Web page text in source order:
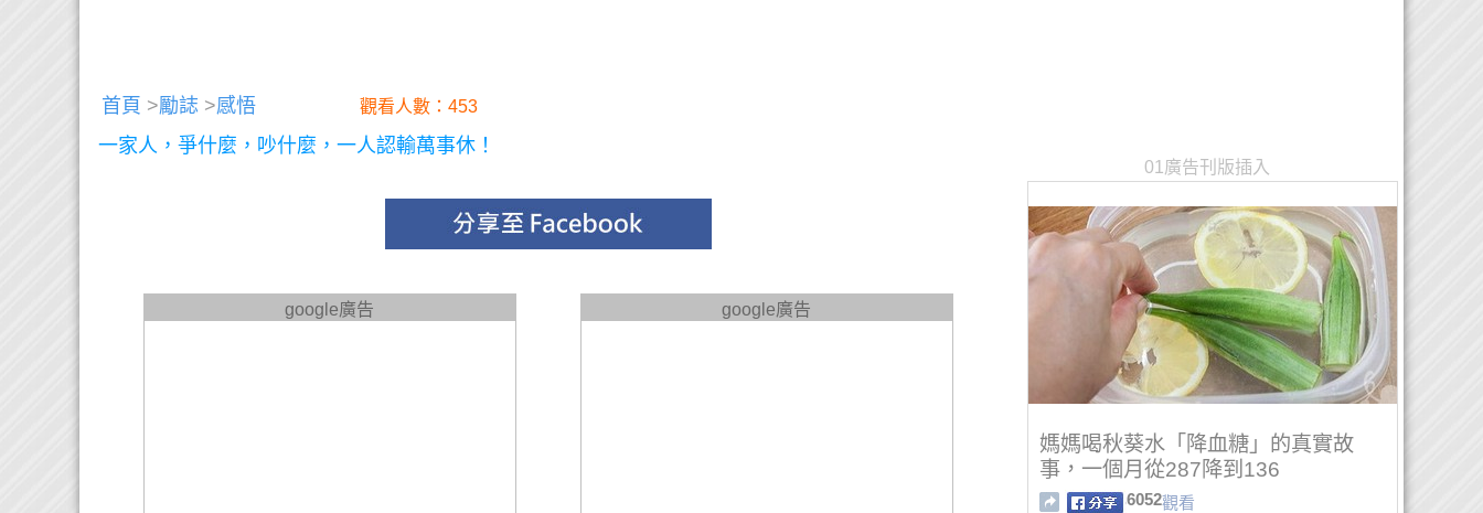
首頁 >勵誌 >感悟 觀看人數：453
一家人，爭什麼，吵什麼，一人認輸萬事休！
google廣告 google廣告
01廣告刊版插入
媽媽喝秋葵水「降血糖」的真實故
事，一個月從287降到136
6052觀看